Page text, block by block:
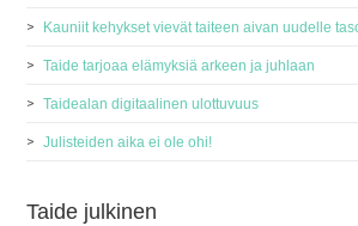
Kauniit kehykset vievät taiteen aivan uudelle
Taide tarjoaa elämyksiä arkeen ja juhlaan
Taidealan digitaalinen ulottuvuus
Julisteiden aika ei ole ohi!
Taide julkinen